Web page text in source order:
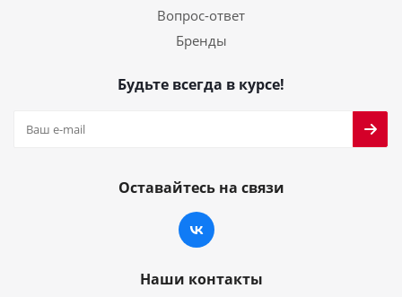
Вопрос-ответ
Бренды
Будьте всегда в курсе!
Оставайтесь на связи
Наши контакты